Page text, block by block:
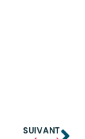
SUIVANT